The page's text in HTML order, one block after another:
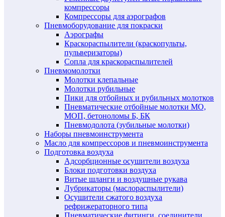
компрессоры
Компрессоры для аэрографов
Пневмоборудование для покраски
Аэрографы
Краскораспылители (краскопульты,
пульверизаторы)
Сопла для краскораспылителей
Пневмомолотки
Молотки клепальные
Молотки рубильные
Пики для отбойных и рубильных молотков
Пневматические отбойные молотки МО,
МОП, бетоноломы Б, БК
Пневмодолота (зубильные молотки)
Наборы пневмоинструмента
Масло для компрессоров и пневмоинструмента
Подготовка воздуха
Адсорбционные осушители воздуха
Блоки подготовки воздуха
Витые шланги и воздушные рукава
Лубрикаторы (маслораспылители)
Осушители сжатого воздуха
рефрижераторного типа